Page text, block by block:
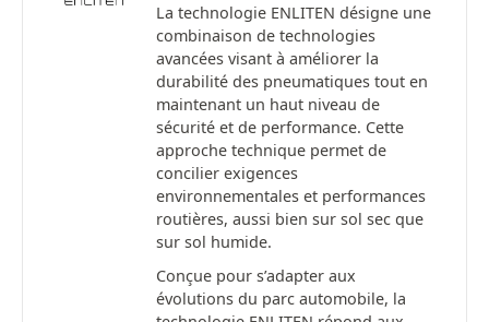
La technologie ENLITEN désigne une
combinaison de technologies
avancées visant à améliorer la
durabilité des pneumatiques tout en
maintenant un haut niveau de
sécurité et de performance. Cette
approche technique permet de
concilier exigences
environnementales et performances
routières, aussi bien sur sol sec que
sur sol humide.
Conçue pour s’adapter aux
évolutions du parc automobile, la